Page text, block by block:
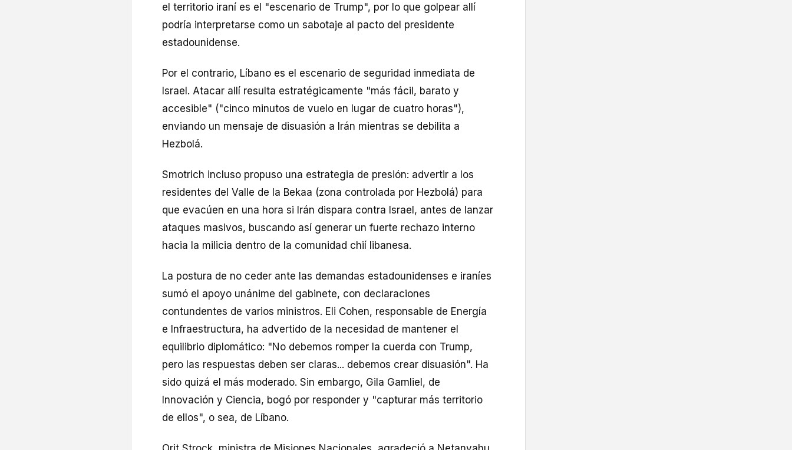
el territorio iraní es el "escenario de Trump", por lo que golpear allí
podría interpretarse como un sabotaje al pacto del presidente
estadounidense.
Por el contrario, Líbano es el escenario de seguridad inmediata de
Israel. Atacar allí resulta estratégicamente "más fácil, barato y
accesible" ("cinco minutos de vuelo en lugar de cuatro horas"),
enviando un mensaje de disuasión a Irán mientras se debilita a
Hezbolá.
Smotrich incluso propuso una estrategia de presión: advertir a los
residentes del Valle de la Bekaa (zona controlada por Hezbolá) para
que evacúen en una hora si Irán dispara contra Israel, antes de lanzar
ataques masivos, buscando así generar un fuerte rechazo interno
hacia la milicia dentro de la comunidad chií libanesa.
La postura de no ceder ante las demandas estadounidenses e iraníes
sumó el apoyo unánime del gabinete, con declaraciones
contundentes de varios ministros. Eli Cohen, responsable de Energía
e Infraestructura, ha advertido de la necesidad de mantener el
equilibrio diplomático: "No debemos romper la cuerda con Trump,
pero las respuestas deben ser claras... debemos crear disuasión". Ha
sido quizá el más moderado. Sin embargo, Gila Gamliel, de
Innovación y Ciencia, bogó por responder y "capturar más territorio
de ellos", o sea, de Líbano.